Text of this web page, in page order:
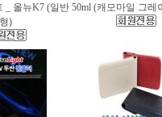
_ 올뉴K7 (일반
형)
50ml (캐모마일 그레